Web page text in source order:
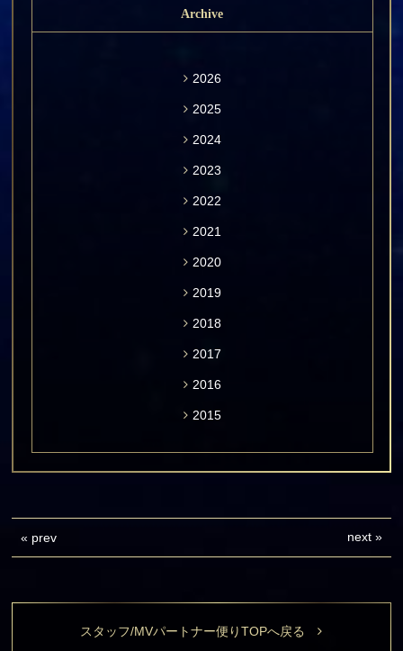
Archive
2026
2025
2024
2023
2022
2021
2020
2019
2018
2017
2016
2015
« prev next»
スタッフ/MVパートナー便りTOPへ戻る